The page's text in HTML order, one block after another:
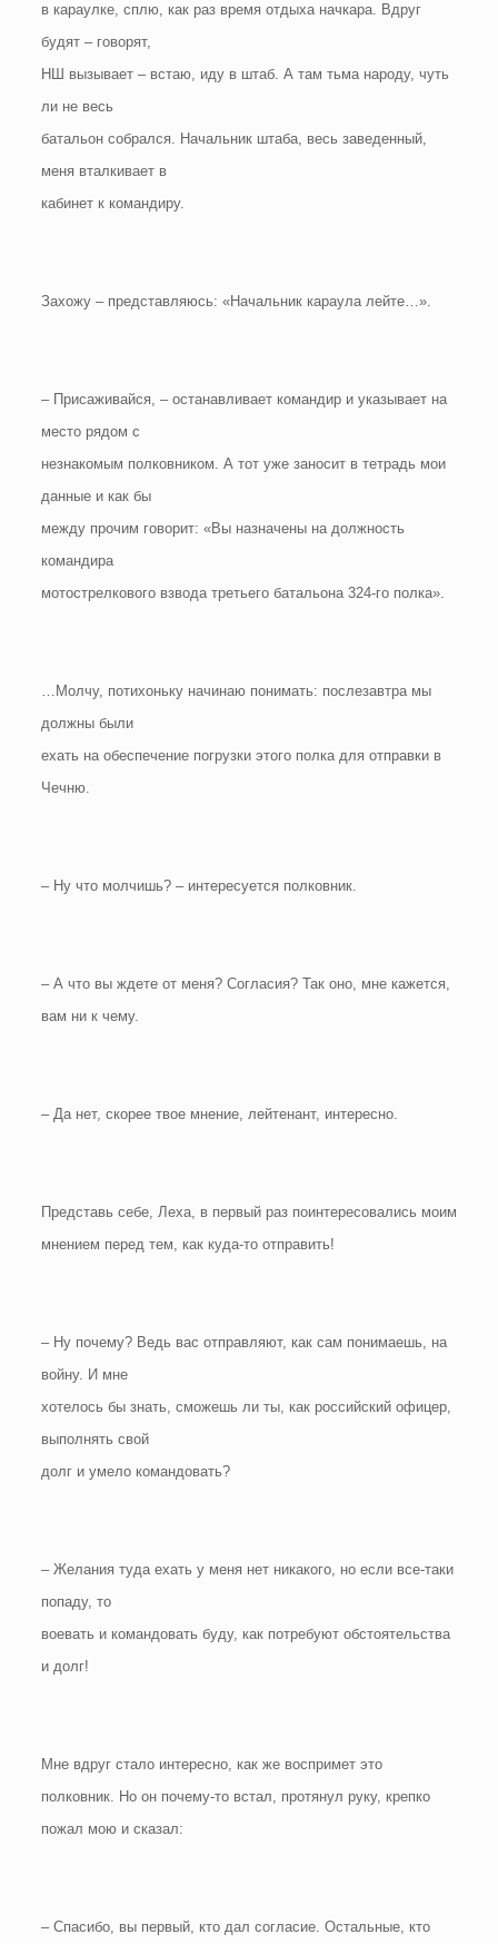
в караулке, сплю, как раз время отдыха начкара. Вдруг
будят – говорят,
НШ вызывает – встаю, иду в штаб. А там тьма народу, чуть
ли не весь
батальон собрался. Начальник штаба, весь заведенный,
меня вталкивает в
кабинет к командиру.
Захожу – представляюсь: «Начальник караула лейте…».
– Присаживайся, – останавливает командир и указывает на
место рядом с
незнакомым полковником. А тот уже заносит в тетрадь мои
данные и как бы
между прочим говорит: «Вы назначены на должность
командира
мотострелкового взвода третьего батальона 324-го полка».
…Молчу, потихоньку начинаю понимать: послезавтра мы
должны были
ехать на обеспечение погрузки этого полка для отправки в
Чечню.
– Ну что молчишь? – интересуется полковник.
– А что вы ждете от меня? Согласия? Так оно, мне кажется,
вам ни к чему.
– Да нет, скорее твое мнение, лейтенант, интересно.
Представь себе, Леха, в первый раз поинтересовались моим
мнением перед тем, как куда-то отправить!
– Ну почему? Ведь вас отправляют, как сам понимаешь, на
войну. И мне
хотелось бы знать, сможешь ли ты, как российский офицер,
выполнять свой
долг и умело командовать?
– Желания туда ехать у меня нет никакого, но если все-таки
попаду, то
воевать и командовать буду, как потребуют обстоятельства
и долг!
Мне вдруг стало интересно, как же воспримет это
полковник. Но он почему-то встал, протянул руку, крепко
пожал мою и сказал:
– Спасибо, вы первый, кто дал согласие. Остальные, кто